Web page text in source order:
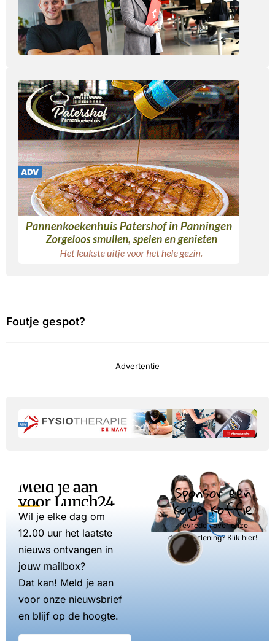
Foutje gespot?
Advertentie
Meld je aan
voor Lunch24
Wil je elke dag om
12.00 uur het laatste
nieuws ontvangen in
jouw mailbox?
Dat kan! Meld je aan
voor onze nieuwsbrief
en blijf op de hoogte.
Sponsor een
kopje koffie
Tevreden over onze
dienstverlening? Klik hier!